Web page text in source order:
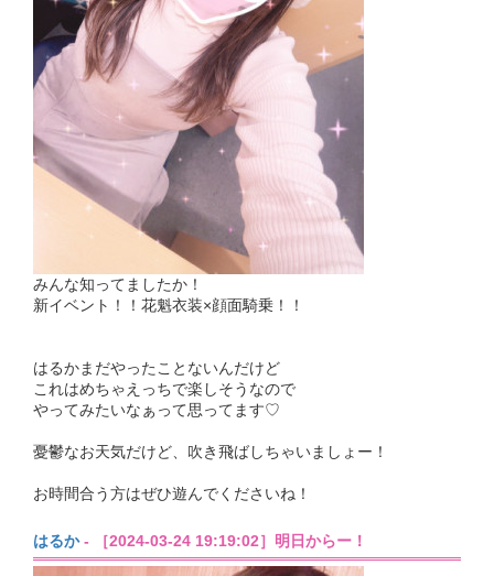
みんな知ってましたか！
新イベント！！花魁衣装×顔面騎乗！！
はるかまだやったことないんだけど
これはめちゃえっちで楽しそうなので
やってみたいなぁって思ってます♡
憂鬱なお天気だけど、吹き飛ばしちゃいましょー！
お時間合う方はぜひ遊んでくださいね！
はるか- ［2024-03-24 19:19:02］明日からー！